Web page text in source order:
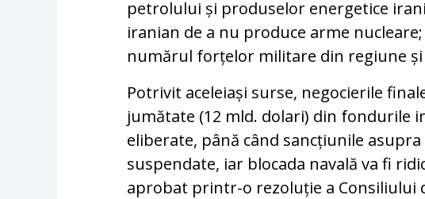
petrolului și produselor energetice
iranian de a nu produce arme
numărul forțelor militare din regiune
Potrivit aceleiași surse, negocierile
jumătate (12 mld. dolari) din fondurile
eliberate, până când sancțiunile
suspendate, iar blocada navală va fi
aprobat printr-o rezoluție a Consiliului